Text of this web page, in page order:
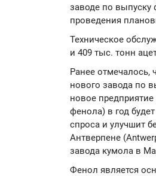
заводе по выпуску
проведения
Техническое
и 409 тыс. тонн
Ранее отмечалось,
нового завода по
новое
фенола) в год
спроса и улучшит
Антверпене
завода кумола в
Фенол является